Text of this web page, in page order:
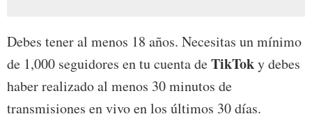
Debes tener al menos 18 años. Necesitas un mínimo
de 1,000 seguidores en tu cuenta deTikToky debes
haber realizado al menos 30 minutos de
transmisiones en vivo en los últimos 30 días.